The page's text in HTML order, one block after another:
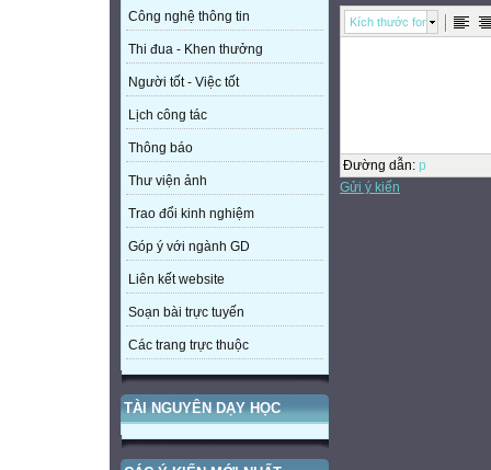
Công nghệ thông tin
Thi đua - Khen thưởng
Người tốt - Việc tốt
Lịch công tác
Thông báo
Thư viện ảnh
Trao đổi kinh nghiệm
Góp ý với ngành GD
Liên kết website
Soạn bài trực tuyến
Các trang trực thuộc
TÀI NGUYÊN DẠY HỌC
Kích thước font
Đường dẫn: p
Gửi ý kiến